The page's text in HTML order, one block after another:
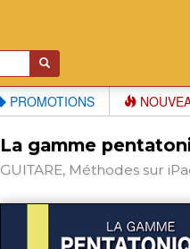
PROMOTIONS
La gamme
GUITARE, Méthodes sur